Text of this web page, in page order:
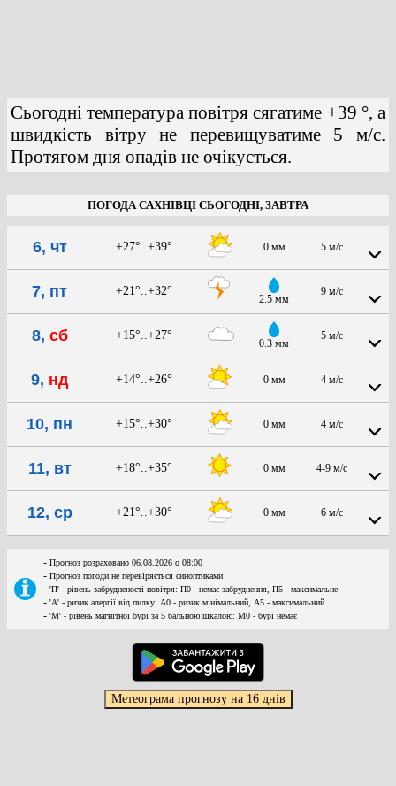
Сьогодні температура повітря сягатиме +39 °, а
швидкість вітру не перевищуватиме 5 м/с.
Протягом дня опадів не очікується.
ПОГОДА САХНІВЦІ СЬОГОДНІ, ЗАВТРА
6, чт +27°..+39° 0 мм 5 м/с
7, пт +21°..+32°
2.5 мм
9 м/с
8, сб +15°..+27°
0.3 мм
5 м/с
9, нд +14°..+26° 0 мм 4 м/с
10, пн +15°..+30° 0 мм 4 м/с
11, вт +18°..+35° 0 мм 4-9 м/с
12, ср +21°..+30° 0 мм 6 м/с
- Прогноз розраховано 06.08.2026 о 08:00
- Прогноз погоди не перевіряється синоптиками
- 'П' - рівень забрудненості повітря: П0 - немає забруднення, П5 - максимальне
- 'А' - ризик алергії від пилку: А0 - ризик мінімальний, А5 - максимальний
- 'М' - рівень магнітної бурі за 5 бальною шкалою: M0 - бурі немає